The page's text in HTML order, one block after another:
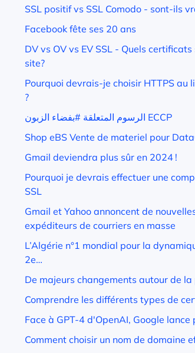
SSL positif vs SSL Comodo - sont-ils
Facebook fête ses 20 ans
DV vs OV vs EV SSL - Quels
site?
Pourquoi devrais-je choisir HTTPS au
?
الرسوم المتعلقة #بفضاء الزبون ECCP
Shop eBS Vente de materiel pour
Gmail deviendra plus sûr en 2024 !
Pourquoi je devrais effectuer une
SSL
Gmail et Yahoo annoncent de
expéditeurs de courriers en masse
L’Algérie n°1 mondial pour la
2e…
De majeurs changements autour de la
Comprendre les différents types de
Face à GPT-4 d'OpenAI, Google
Comment choisir un nom de domaine